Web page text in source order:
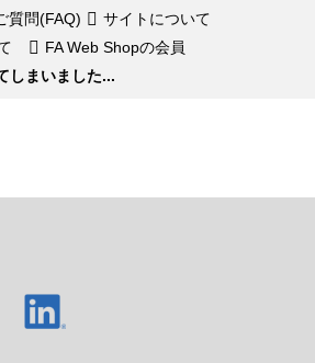
質問(FAQ)
サイトについて
FA Web Shopの会員
しまいました...